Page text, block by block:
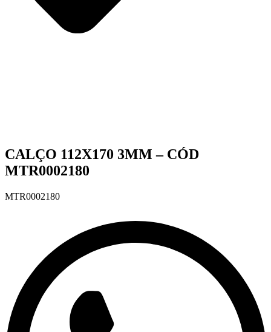
CALÇO 112X170 3MM – CÓD
MTR0002180
MTR0002180